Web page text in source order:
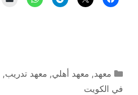
التصنيفات
معهد, معهد أهلي, معهد تدريب,
في الكويت